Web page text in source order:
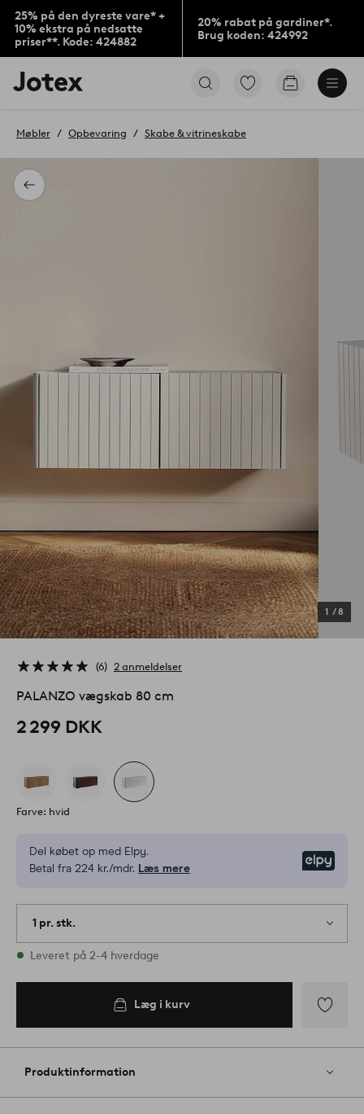
25% på den dyreste vare* +
10% ekstra på nedsatte
priser**. Kode: 424882
20% rabat på gardiner*.
Brug koden: 424992
Jotex
logo
til
Gå
Gå
Tilbage
Møbler Opbevaring Skabe & vitrineskabe
1 /8
6 2 anmeldelser
PALANZO vægskab 80 cm
2 299 DKK
Farve: hvid
Del købet op med Elpy.
Betal fra 224 kr./mdr. Læs mere
1 pr. stk.
På lager
Leveret på 2-4 hverdage
Læg i kurv
til
Produktinformation